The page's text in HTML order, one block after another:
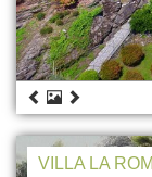
VILLA LA